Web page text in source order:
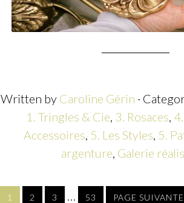
Written by Caroline Gérin ·
1. Tringles & Cie 3. Rosaces
Accessoires 5. Les Styles 5.
argenture Galerie
1 2 3 53 PAGE